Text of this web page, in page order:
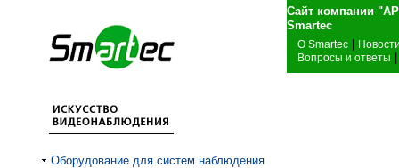
Сайт компании
О Smartec
Вопросы и ответы
Оборудование для систем наблюдения